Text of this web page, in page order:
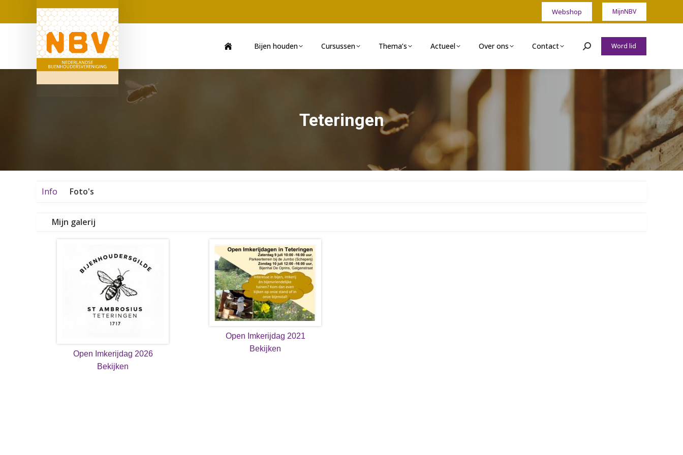
Webshop MijnNBV
Bijen houden Cursussen Thema’s Actueel Over ons Contact Zoeken:Word lid
Teteringen
Info Foto's
Mijn galerij
Open Imkerijdag 2026
Bekijken
Open Imkerijdag 2021
Bekijken